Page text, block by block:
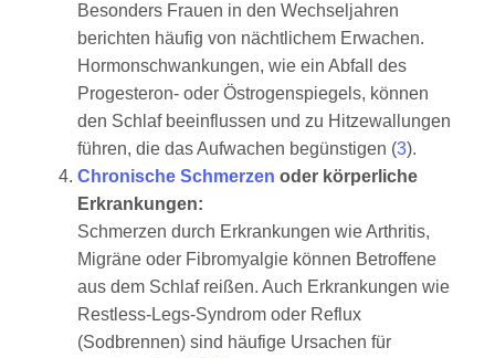
Besonders Frauen in den Wechseljahren
berichten häufig von nächtlichem Erwachen.
Hormonschwankungen, wie ein Abfall des
Progesteron- oder Östrogenspiegels, können
den Schlaf beeinflussen und zu Hitzewallungen
führen, die das Aufwachen begünstigen (3).
Chronische Schmerzen oder körperliche
Erkrankungen:
Schmerzen durch Erkrankungen wie Arthritis,
Migräne oder Fibromyalgie können Betroffene
aus dem Schlaf reißen. Auch Erkrankungen wie
Restless-Legs-Syndrom oder Reflux
(Sodbrennen) sind häufige Ursachen für